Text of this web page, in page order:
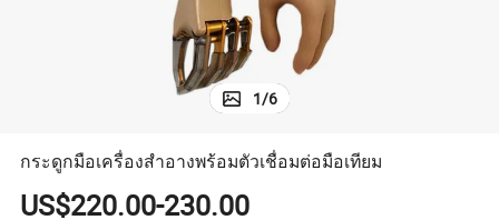
1/6
กระดูกมือเครื่องสำอางพร้อมตัวเชื่อมต่อมือเทียม
US$220.00-230.00